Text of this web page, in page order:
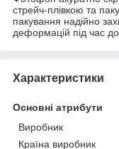
стрейч-плівкою та
пакування надійно
деформацій під час
Характеристики
Основні атрибути
Виробник
Країна виробник